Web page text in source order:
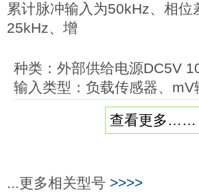
累计脉冲输入为50kHz、相位
25kHz、增
种类：外部供给电源DC5V
输入类型：负载传感器、mV
事件输入端子台5点（
HOLD、RESET、ZERO）配
PASS、L、LL）。
查看更多……
...更多相关型号 >>>>